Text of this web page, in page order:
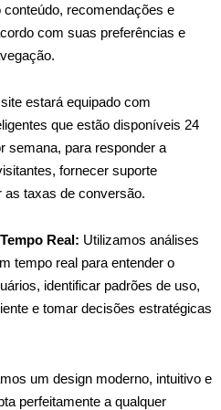
recomendações e
com suas preferências e
estará equipado com
que estão disponíveis 24
semana, para responder a
fornecer suporte
as taxas de conversão.
Real: Utilizamos análises
tempo real para entender o
identificar padrões de uso,
e tomar decisões estratégicas
um design moderno, intuitivo e
perfeitamente a qualquer